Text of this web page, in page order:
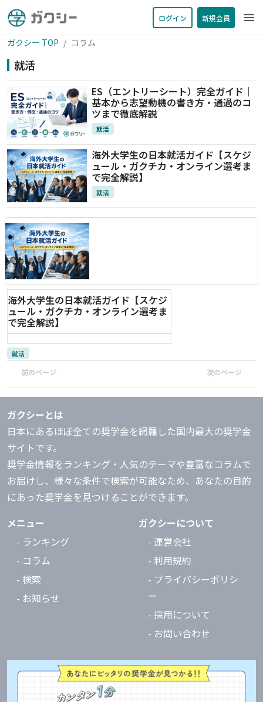
ログイン 新規会員 menu
ガクシー TOP コラム
就活
ES（エントリーシート）完全ガイド｜
基本から志望動機の書き方・通過のコ
ツまで徹底解説
就活
海外大学生の日本就活ガイド【スケジ
ュール・ガクチカ・オンライン選考ま
で完全解説】
就活
海外大学生の日本就活ガイド【スケジ
ュール・ガクチカ・オンライン選考ま
で完全解説】
就活
前のページ 次のページ
ガクシーとは
日本にあるほぼ全ての奨学金を網羅した国内最大の奨学金
サイトです。
奨学金情報をランキング・人気のテーマや豊富なコラムで
お届けし、様々な条件で検索が可能なため、あなたの目的
にあった奨学金を見つけることができます。
メニュー
- ランキング
- コラム
- 検索
- お知らせ
ガクシーについて
- 運営会社
- 利用規約
- プライバシーポリシ
ー
- 採用について
- お問い合わせ